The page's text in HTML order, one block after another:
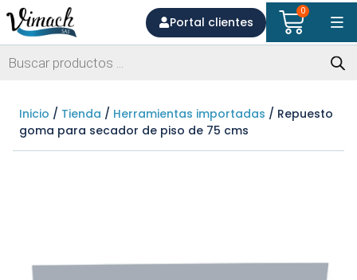
Portal clientes
0
Inicio / Tienda / Herramientas importadas / Repuesto
goma para secador de piso de 75 cms